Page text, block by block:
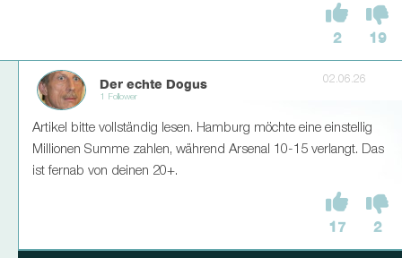
2 19
Der echte Dogus
1 Follower
02.06.26
Artikel bitte vollständig lesen. Hamburg möchte eine einstellig
Millionen Summe zahlen, während Arsenal 10-15 verlangt. Das
ist fernab von deinen 20+.
17 2